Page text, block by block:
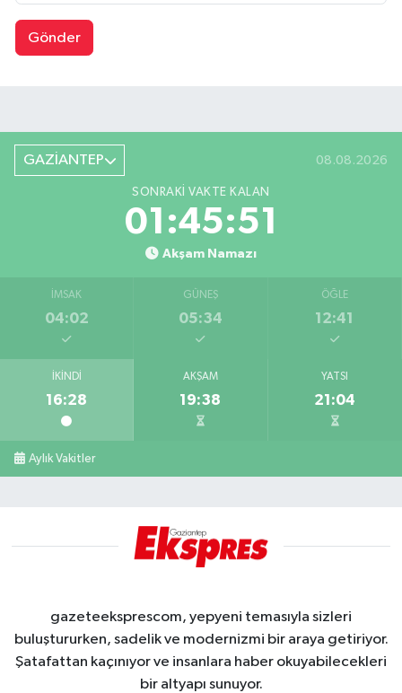
Gönder
GAZİANTEP 08.08.2026
SONRAKI VAKTE KALAN
01:45:50
Akşam Namazı
İMSAK
04:02
GÜNEŞ
05:34
ÖĞLE
12:41
İKINDI
16:28
AKŞAM
19:38
YATSI
21:04
Aylık Vakitler
gazeteeksprescom, yepyeni temasıyla sizleri
buluştururken, sadelik ve modernizmi bir araya getiriyor.
Şatafattan kaçınıyor ve insanlara haber okuyabilecekleri
bir altyapı sunuyor.